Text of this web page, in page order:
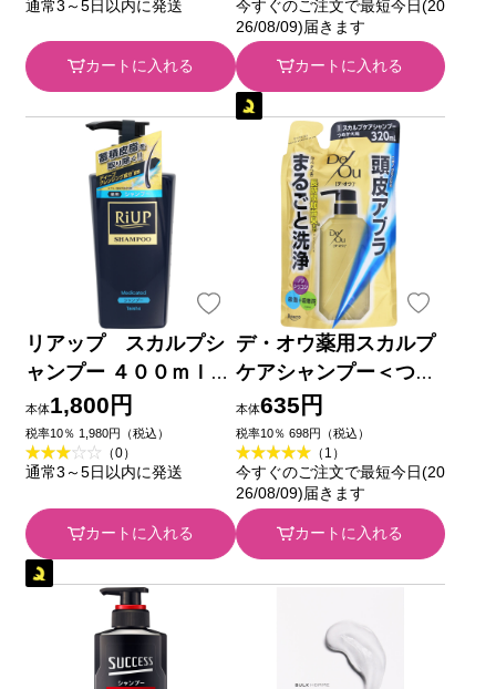
通常3～5日以内に発送
カートに入れる
今すぐのご注文で最短今日(20
26/08/09)届きます
カートに入れる
リアップ スカルプシ
ャンプー ４００ｍｌ
大正製薬 (医薬部外品)
本体1,800円
税率10％ 1,980円（税込）
（0）
通常3～5日以内に発送
カートに入れる
デ・オウ薬用スカルプ
ケアシャンプー＜つめ
かえ用＞ ３２０ｍｌ
ロート製薬 (医薬部外
品)
本体635円
税率10％ 698円（税込）
（1）
今すぐのご注文で最短今日(20
26/08/09)届きます
カートに入れる